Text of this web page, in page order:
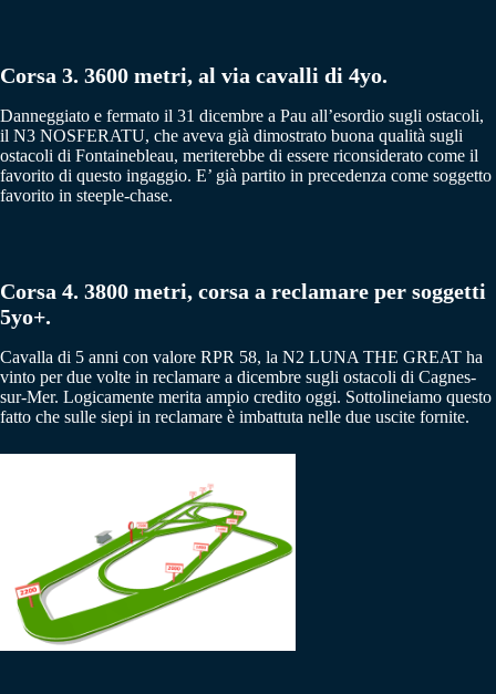
Corsa 3. 3600 metri, al via cavalli di 4yo.
Danneggiato e fermato il 31 dicembre a Pau all’esordio sugli ostacoli,
il N3 NOSFERATU, che aveva già dimostrato buona qualità sugli
ostacoli di Fontainebleau, meriterebbe di essere riconsiderato come il
favorito di questo ingaggio. E’ già partito in precedenza come soggetto
favorito in steeple-chase.
Corsa 4. 3800 metri, corsa a reclamare per soggetti
5yo+.
Cavalla di 5 anni con valore RPR 58, la N2 LUNA THE GREAT ha
vinto per due volte in reclamare a dicembre sugli ostacoli di Cagnes-
sur-Mer. Logicamente merita ampio credito oggi. Sottolineiamo questo
fatto che sulle siepi in reclamare è imbattuta nelle due uscite fornite.